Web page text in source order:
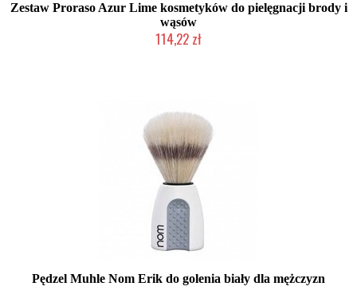
Zestaw Proraso Azur Lime kosmetyków do pielęgnacji brody i
wąsów
114,22 zł
Pędzel Muhle Nom Erik do golenia biały dla mężczyzn